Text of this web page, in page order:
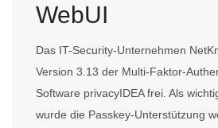
WebUI
Das IT-Security-Unternehmen
Version 3.13 der Multi-Faktor-
Software privacyIDEA frei. Als
wurde die Passkey-Unterstützung